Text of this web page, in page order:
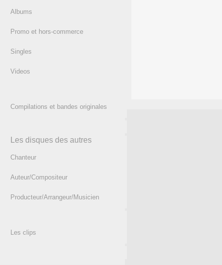
Albums
Promo et hors-commerce
Singles
Videos
Compilations et bandes originales
Les disques des autres
Chanteur
Auteur/Compositeur
Producteur/Arrangeur/Musicien
Les clips